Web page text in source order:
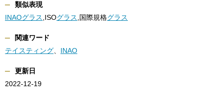
類似表現
INAOグラス ,ISOグラス ,国際規格グラス
関連ワード
テイスティング
INAO
更新日
2022-12-19